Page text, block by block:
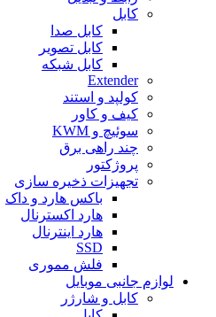
کابل
کابل صدا
کابل تصویر
کابل شبکه
Extender
کولپد و استند
کیف و کاور
سوئیچ و KWM
چند راهی برق
پروژکتور
تجهیزات ذخیره سازی
باکس هارد و داک
هارد اکسترنال
هارد اینترنال
SSD
فلش مموری
لوازم جانبی موبایل
کابل و شارژر